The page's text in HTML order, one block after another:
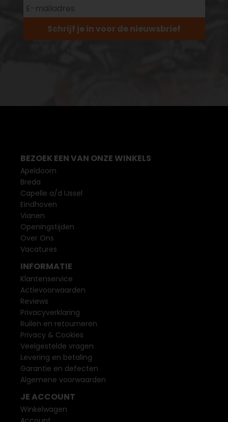
Schrijf je in voor de nieuwsbrief
BEZOEK EEN VAN ONZE WINKELS
Apeldoorn
Breda
Capelle a/d IJssel
Eindhoven
Vianen
Openingstijden
Over Ons
Vacatures
INFORMATIE
Klantenservice
Actievoorwaarden
Reviews
Privacyverklaring
Ruilen en retourneren
Privacy & Cookies
Veelgestelde vragen
Levering en betaling
Garantie en defecten
Algemene voorwaarden
JE ACCOUNT
Winkelwagen